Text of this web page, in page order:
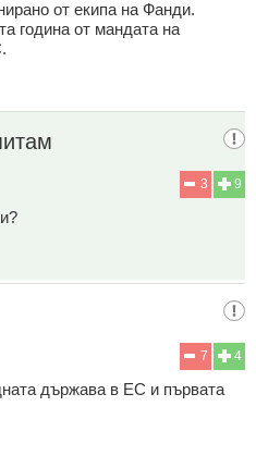
от екипа на Фанди.
година от мандата на
9
3
4
7
държава в ЕС и първата